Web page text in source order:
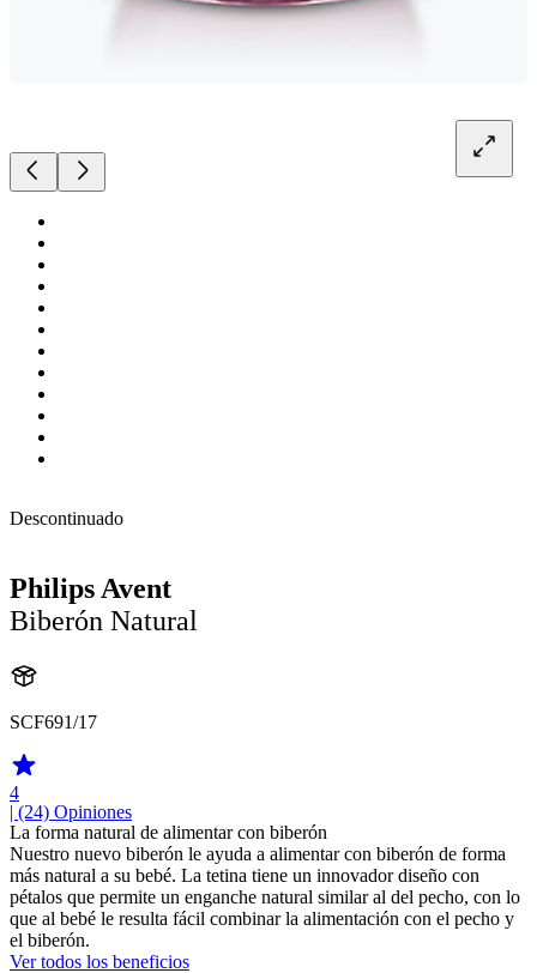
Descontinuado
Philips Avent
Biberón Natural
SCF691/17
4
| (24) Opiniones
La forma natural de alimentar con biberón
Nuestro nuevo biberón le ayuda a alimentar con biberón de forma
más natural a su bebé. La tetina tiene un innovador diseño con
pétalos que permite un enganche natural similar al del pecho, con lo
que al bebé le resulta fácil combinar la alimentación con el pecho y
el biberón.
Ver todos los beneficios